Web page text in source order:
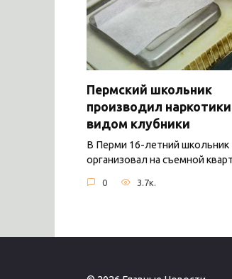
Пермский школьник
производил
видом клубники
В Перми 16-летний школьник
организовал на съемной
0 3.7к.